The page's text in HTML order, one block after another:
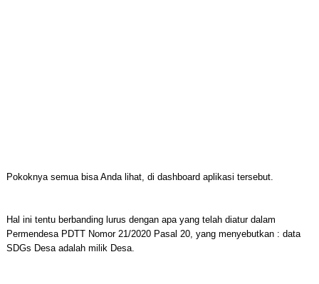
Pokoknya semua bisa Anda lihat, di dashboard aplikasi tersebut.
Hal ini tentu berbanding lurus dengan apa yang telah diatur dalam
Permendesa PDTT Nomor 21/2020 Pasal 20, yang menyebutkan : data
SDGs Desa adalah milik Desa.